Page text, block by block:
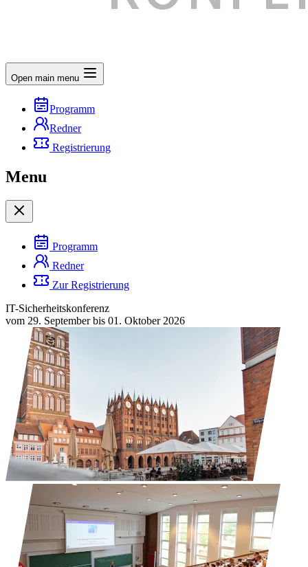
Open main menu
Programm
Redner
Registrierung
Menu
Programm
Redner
Zur Registrierung
IT-Sicherheitskonferenz
vom 29. September bis 01. Oktober 2026